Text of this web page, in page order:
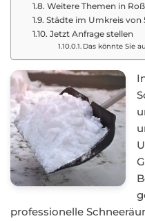
Weitere Themen in
Städte im Umkreis von
Jetzt Anfrage stellen
Das könnte Sie
professionelle